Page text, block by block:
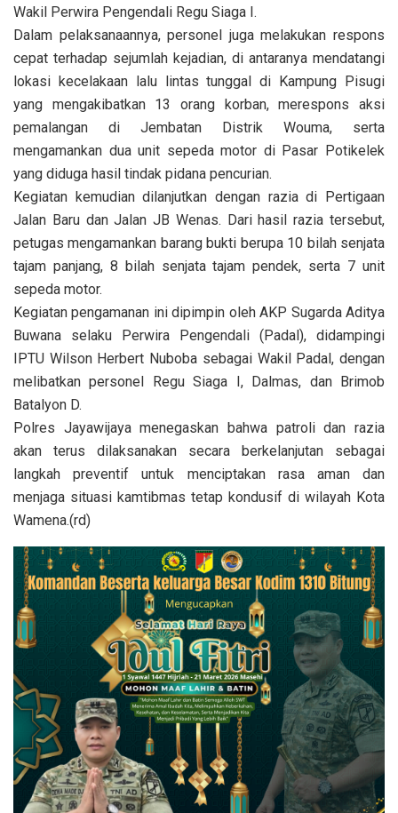
Wakil Perwira Pengendali Regu Siaga I.
Dalam pelaksanaannya, personel juga melakukan respons
cepat terhadap sejumlah kejadian, di antaranya mendatangi
lokasi kecelakaan lalu lintas tunggal di Kampung Pisugi
yang mengakibatkan 13 orang korban, merespons aksi
pemalangan di Jembatan Distrik Wouma, serta
mengamankan dua unit sepeda motor di Pasar Potikelek
yang diduga hasil tindak pidana pencurian.
Kegiatan kemudian dilanjutkan dengan razia di Pertigaan
Jalan Baru dan Jalan JB Wenas. Dari hasil razia tersebut,
petugas mengamankan barang bukti berupa 10 bilah senjata
tajam panjang, 8 bilah senjata tajam pendek, serta 7 unit
sepeda motor.
Kegiatan pengamanan ini dipimpin oleh AKP Sugarda Aditya
Buwana selaku Perwira Pengendali (Padal), didampingi
IPTU Wilson Herbert Nuboba sebagai Wakil Padal, dengan
melibatkan personel Regu Siaga I, Dalmas, dan Brimob
Batalyon D.
Polres Jayawijaya menegaskan bahwa patroli dan razia
akan terus dilaksanakan secara berkelanjutan sebagai
langkah preventif untuk menciptakan rasa aman dan
menjaga situasi kamtibmas tetap kondusif di wilayah Kota
Wamena.(rd)